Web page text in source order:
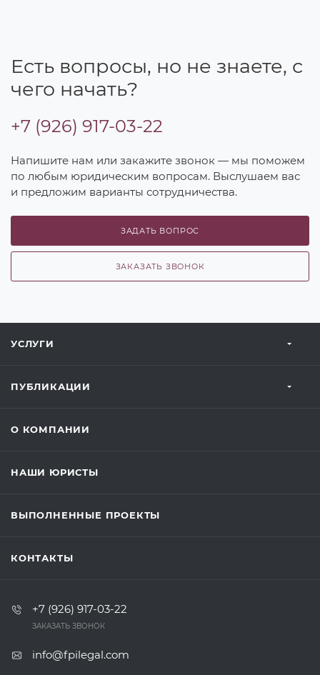
Есть вопросы, но не знаете, с
чего начать?
+7 (926) 917-03-22
Напишите нам или закажите звонок — мы поможем
по любым юридическим вопросам. Выслушаем вас
и предложим варианты сотрудничества.
ЗАДАТЬ ВОПРОС
ЗАКАЗАТЬ ЗВОНОК
УСЛУГИ
ПУБЛИКАЦИИ
О КОМПАНИИ
НАШИ ЮРИСТЫ
ВЫПОЛНЕННЫЕ ПРОЕКТЫ
КОНТАКТЫ
+7 (926) 917-03-22
ЗАКАЗАТЬ ЗВОНОК
info@fpilegal.com